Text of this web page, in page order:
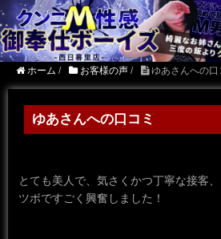
ホーム / お客様の声 / ゆあさんへの口
ゆあさんへの口コミ
とても美人で、気さくかつ丁寧な接客
ツボですごく興奮しました！